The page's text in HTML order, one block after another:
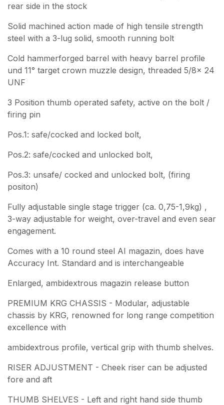
rear side in the stock
Solid machined action made of high tensile strength
steel with a 3-lug solid, smooth running bolt
Cold hammerforged barrel with heavy barrel profile
und 11° target crown muzzle design, threaded 5/8x 24
UNF
3 Position thumb operated safety, active on the bolt /
firing pin
Pos.1: safe/cocked and locked bolt,
Pos.2: safe/cocked and unlocked bolt,
Pos.3: unsafe/ cocked and unlocked bolt, (firing
positon)
Fully adjustable single stage trigger (ca. 0,75-1,9kg) ,
3-way adjustable for weight, over-travel and even sear
engagement.
Comes with a 10 round steel AI magazin, does have
Accuracy Int. Standard and is interchangeable
Enlarged, ambidextrous magazin release button
PREMIUM KRG CHASSIS - Modular, adjustable
chassis by KRG, renowned for long range competition
excellence with
ambidextrous profile, vertical grip with thumb shelves.
RISER ADJUSTMENT - Cheek riser can be adjusted
fore and aft
THUMB SHELVES - Left and right hand side thumb